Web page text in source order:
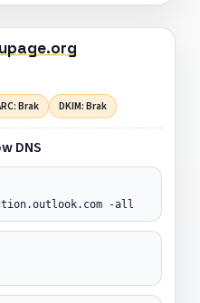
Brak DKIM: Brak
DNS
-all